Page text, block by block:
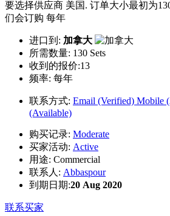
要选择供应商 美国. 订单大小最初为
们会订购 每年
进口到: 加拿大
所需数量: 130 Sets
收到的报价:13
频率: 每年
联系方式: Email (Verified) Mobile
(Available)
购买记录: Moderate
买家活动: Active
用途: Commercial
联系人: Abbaspour
到期日期:20 Aug 2020
联系买家